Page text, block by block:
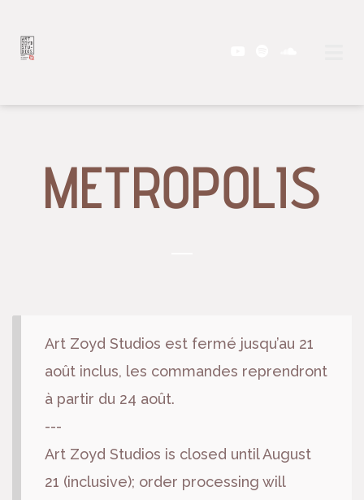
METROPOLIS
Art Zoyd Studios est fermé jusqu’au 21
août inclus, les commandes reprendront
à partir du 24 août.
---
Art Zoyd Studios is closed until August
21 (inclusive); order processing will